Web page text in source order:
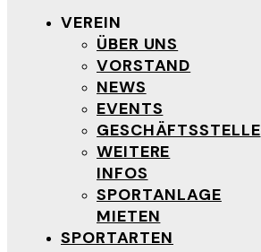
VEREIN
ÜBER UNS
VORSTAND
NEWS
EVENTS
GESCHÄFTSSTELLE
WEITERE
INFOS
SPORTANLAGE
MIETEN
SPORTARTEN